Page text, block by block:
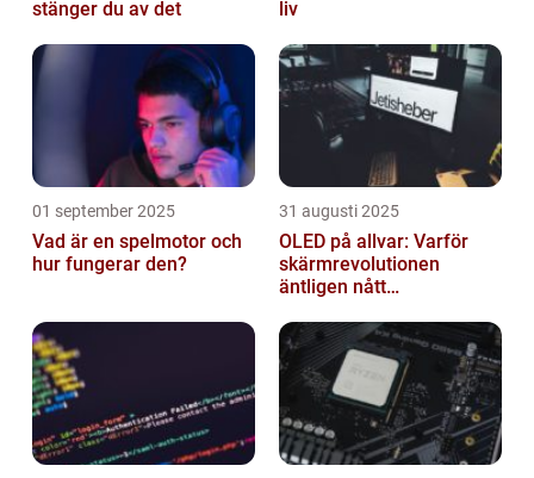
stänger du av det liv
01 september 2025
Vad är en spelmotor och
hur fungerar den?
31 augusti 2025
OLED på allvar: Varför
skärmrevolutionen
äntligen nått